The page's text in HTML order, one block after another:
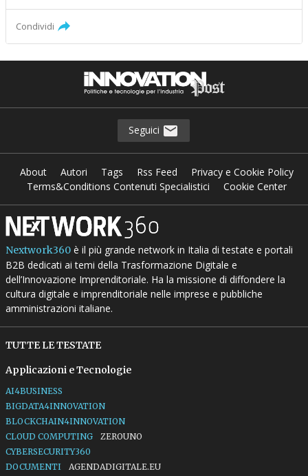
Condividi
Seguici
About Autori Tags Rss Feed
Privacy e Cookie Policy
Terms&Conditions Contenuti Specialistici
Cookie Center
Nextwork360è il più grande network in Italia di testate e portali
B2B dedicati ai temi della Trasformazione Digitale e
dell’Innovazione Imprenditoriale. Ha la missione di diffondere la
cultura digitale e imprenditoriale nelle imprese e pubbliche
amministrazioni italiane.
TUTTE LE TESTATE
Applicazioni e Tecnologie
AI4BUSINESS
BIGDATA4INNOVATION
BLOCKCHAIN4INNOVATION
CLOUD COMPUTING
ZEROUNO
CYBERSECURITY360
DOCUMENTI
AGENDADIGITALE.EU